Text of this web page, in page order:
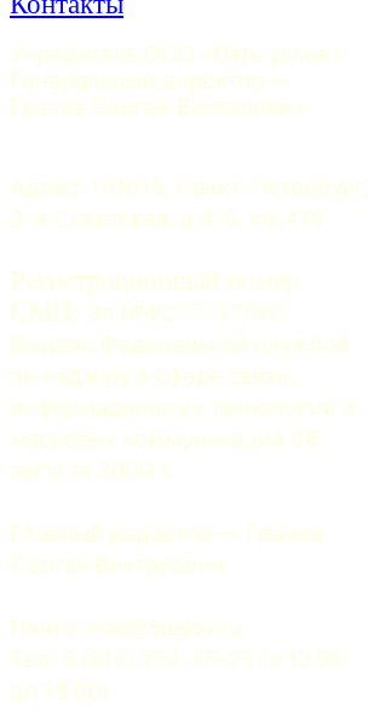
Учредитель ООО «Пять углов».
Генеральный директор —
Грачев Сергей Викторович
Адрес: 191015, Санкт-Петербург,
9-я Советская, д.4-6, оф.415
Регистрационный номер
СМИ: Эл №ФС77-37070.
Выдано Федеральной службой
по надзору в сфере связи,
информационных технологий и
массовых коммуникаций 06
августа 2009 г.
Главный редактор — Грачев
Сергей Викторович.
Почта: mail@5uglov.ru
Тел. 8 (812) 274-35-25 (c 12.00
до 18.00)